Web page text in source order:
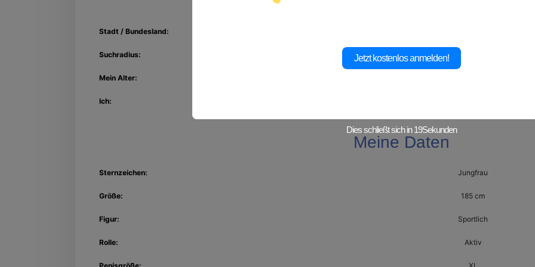
Stadt / Bundesland:
Suchradius:
Mein Alter:
Ich:
Meine Daten
Sternzeichen: Jungfrau
Größe: 185 cm
Figur: Sportlich
Rolle: Aktiv
Jetzt kostenlos anmelden!
Dies schließt sich in17Sekunden